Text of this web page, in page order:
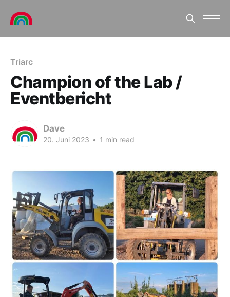
Triarc
Champion of the Lab /
Eventbericht
Dave
20. Juni 2023 • 1 min read